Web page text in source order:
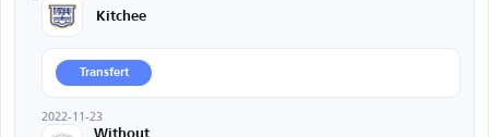
Kitchee
Transfert
2022-11-23